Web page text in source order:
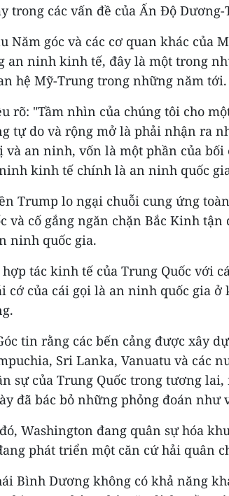
trong các vấn đề của Ấn Độ
Năm góc và các cơ quan khác của
an ninh kinh tế, đây là một trong
hệ Mỹ-Trung trong những năm tới.
rõ: "Tầm nhìn của chúng tôi cho
tự do và rộng mở là phải nhận ra
và an ninh, vốn là một phần của
kinh tế chính là an ninh quốc
Trump lo ngại chuỗi cung ứng
và cố gắng ngăn chặn Bắc Kinh
ninh quốc gia.
tác kinh tế của Trung Quốc với
cớ của cái gọi là an ninh quốc gia
tin rằng các bến cảng được xây
Sri Lanka, Vanuatu và các
sự của Trung Quốc trong tương
đã bác bỏ những phỏng đoán như
Washington đang quân sự hóa
phát triển một căn cứ hải quân
Bình Dương không có khả năng